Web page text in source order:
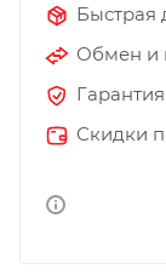
Быстрая
Обмен и
Скидки